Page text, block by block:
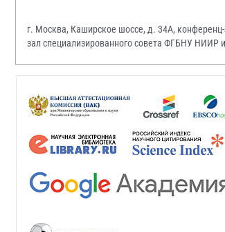
г. Москва, Каширское шоссе, д. 34А, конференц-
зал специализированного совета ФГБНУ НИИР